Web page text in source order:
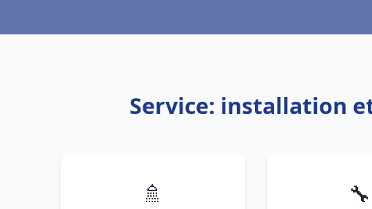
Service: installation
🚿 🔧